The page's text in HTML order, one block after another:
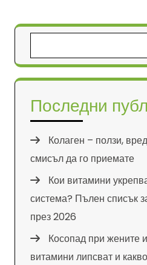
за:
Последни
Колаген – ползи,
смисъл да го приемате
Кои витамини
система? Пълен списък
през 2026
Косопад при жените
витамини липсват и